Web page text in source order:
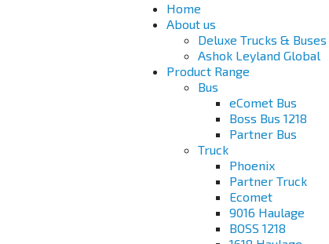
Home
About us
Deluxe Trucks & Buses
Ashok Leyland Global
Product Range
Bus
eComet Bus
Boss Bus 1218
Partner Bus
Truck
Phoenix
Partner Truck
Ecomet
9016 Haulage
BOSS 1218